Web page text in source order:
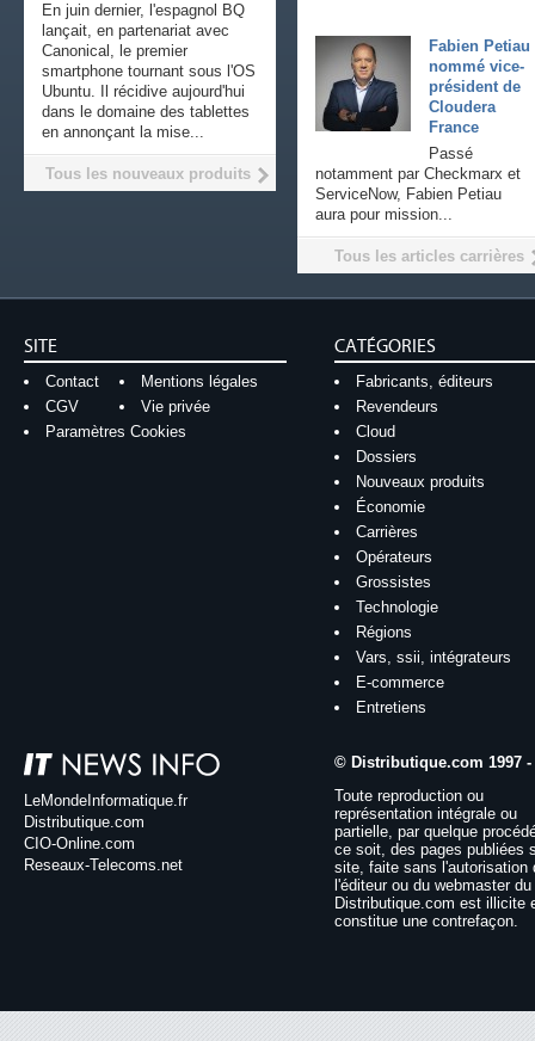
Fabien Petiau
nommé vice-
président de
Cloudera
France
Passé
notamment par Checkmarx et
ServiceNow, Fabien Petiau
aura pour mission...
Tous les articles carrières
En juin dernier, l'espagnol BQ
lançait, en partenariat avec
Canonical, le premier
smartphone tournant sous l'OS
Ubuntu. Il récidive aujourd'hui
dans le domaine des tablettes
en annonçant la mise...
Tous les nouveaux produits
SITE
Contact
Mentions légales
CGV
Vie privée
Paramètres Cookies
CATÉGORIES
Fabricants, éditeurs
Revendeurs
Cloud
Dossiers
Nouveaux produits
Économie
Carrières
Opérateurs
Grossistes
Technologie
Régions
Vars, ssii, intégrateurs
E-commerce
Entretiens
LeMondeInformatique.fr
Distributique.com
CIO-Online.com
Reseaux-Telecoms.net
© Distributique.com 1997 -
Toute reproduction ou
représentation intégrale ou
partielle, par quelque
ce soit, des pages publiées
site, faite sans l'autorisation
l'éditeur ou du webmaster
Distributique.com est illicite
constitue une contrefaçon.